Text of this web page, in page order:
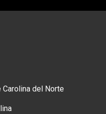
del Norte